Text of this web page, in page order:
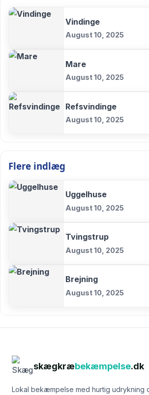
Vindinge
August 10, 2025
Mare
August 10, 2025
Refsvindinge
August 10, 2025
Flere indlæg
Uggelhuse
August 10, 2025
Tvingstrup
August 10, 2025
Brejning
August 10, 2025
skægkræbekæmpelse.dk
Lokal bekæmpelse med hurtig udrykning